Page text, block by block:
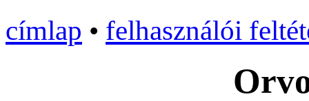
címlap • felhasználói